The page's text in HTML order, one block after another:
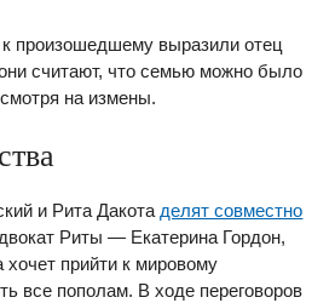
произошедшему выразили отец
считают, что семью можно было
на измены.
и Рита Дакота делят совместно
Риты — Екатерина Гордон,
прийти к мировому
все пополам. В ходе переговоров